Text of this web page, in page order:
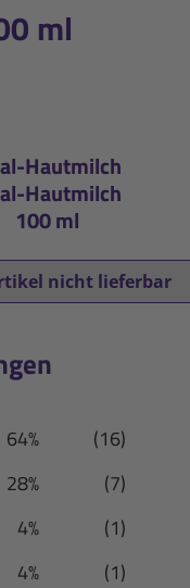
ml
Hautmilch
Hautmilch
100 ml
nicht lieferbar
64%
(16)
28%
(7)
4%
(1)
4% (1)